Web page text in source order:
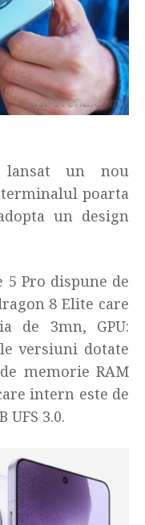
un nou
poarta
un design
5 Pro dispune de
8 Elite care
de 3mn, GPU:
versiuni dotate
memorie RAM
intern este de
UFS 3.0.